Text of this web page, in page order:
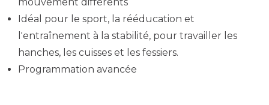
Idéal pour le sport, la rééducation et
l'entraînement à la stabilité, pour travailler les
hanches, les cuisses et les fessiers.
Programmation avancée